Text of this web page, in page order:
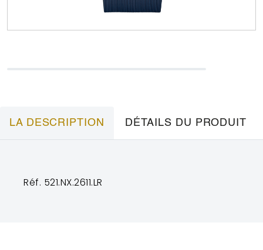
LA DESCRIPTION DÉTAILS DU PRODUIT
Réf. 521.NX.2611.LR